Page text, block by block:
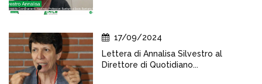
17/09/2024
Lettera di Annalisa Silvestro al
Direttore di Quotidiano...